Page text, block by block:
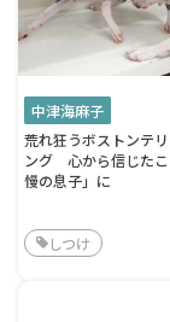
中津海麻子
荒れ狂うボストンテ
ング 心から信じた
慢の息子」に
しつけ